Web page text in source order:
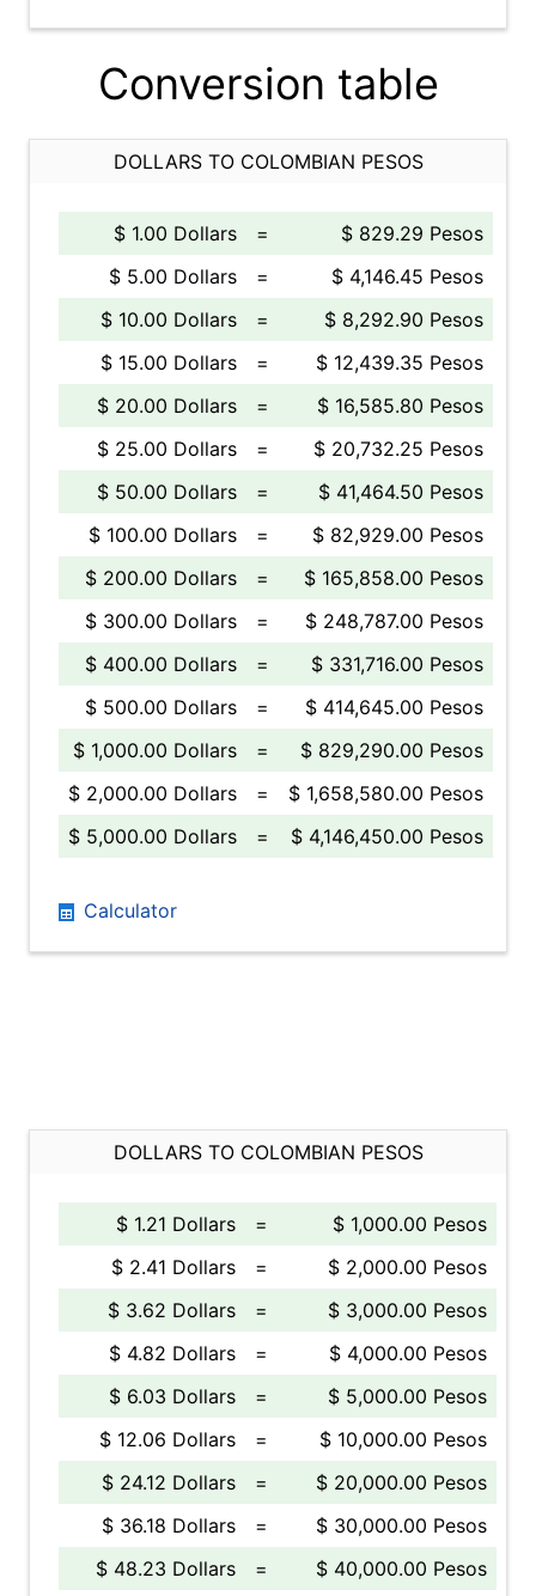
Conversion table
DOLLARS TO COLOMBIAN PESOS
$ 1.00 Dollars =
$ 829.29 Pesos
$ 5.00 Dollars
=
$ 4,146.45 Pesos
$ 10.00 Dollars
=
$ 8,292.90 Pesos
$ 15.00 Dollars
=
$ 12,439.35 Pesos
$ 20.00 Dollars
=
$ 16,585.80 Pesos
$ 25.00 Dollars
=
$ 20,732.25 Pesos
$ 50.00 Dollars
=
$ 41,464.50 Pesos
$ 100.00 Dollars
=
$ 82,929.00 Pesos
$ 200.00 Dollars
=
$ 165,858.00 Pesos
$ 300.00 Dollars
=
$ 248,787.00 Pesos
$ 400.00 Dollars
=
$ 331,716.00 Pesos
$ 500.00 Dollars
=
$ 414,645.00 Pesos
$ 1,000.00 Dollars
=
$ 829,290.00 Pesos
$ 2,000.00 Dollars
=
$ 1,658,580.00 Pesos
$ 5,000.00 Dollars
= $ 4,146,450.00 Pesos
Calculator
DOLLARS TO COLOMBIAN PESOS
$ 1.21 Dollars =
$ 1,000.00 Pesos
$ 2.41 Dollars
=
$ 2,000.00 Pesos
$ 3.62 Dollars
=
$ 3,000.00 Pesos
$ 4.82 Dollars
=
$ 4,000.00 Pesos
$ 6.03 Dollars
=
$ 5,000.00 Pesos
$ 12.06 Dollars
=
$ 10,000.00 Pesos
$ 24.12 Dollars
=
$ 20,000.00 Pesos
$ 36.18 Dollars
=
$ 30,000.00 Pesos
$ 48.23 Dollars
= $ 40,000.00 Pesos